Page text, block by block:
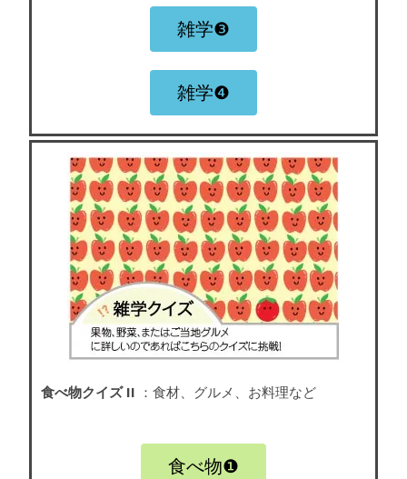
雑学❸
雑学❹
食べ物クイズ II ：食材、グルメ、お料理など
食べ物❶